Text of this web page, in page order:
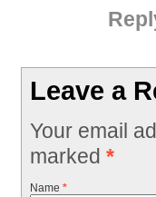
Leave a
Your email
marked *
Name *